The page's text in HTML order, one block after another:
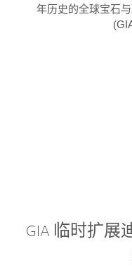
年历史的全球宝石
GIA 临时扩展